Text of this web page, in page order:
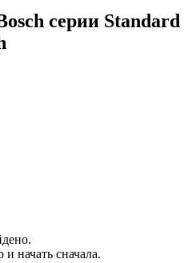
серии Standard
и начать сначала.